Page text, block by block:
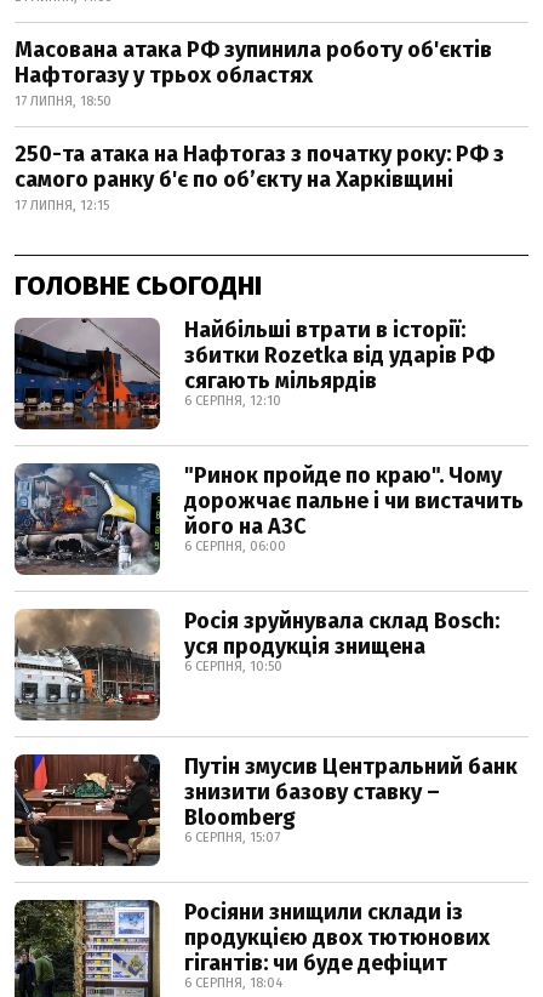
Масована атака РФ зупинила роботу об'єктів
Нафтогазу у трьох областях
17 ЛИПНЯ, 18:50
250-та атака на Нафтогаз з початку року: РФ з
самого ранку б'є по об’єкту на Харківщині
17 ЛИПНЯ, 12:15
ГОЛОВНЕ СЬОГОДНІ
Найбільші втрати в історії:
збитки Rozetka від ударів РФ
сягають мільярдів
6 СЕРПНЯ, 12:10
"Ринок пройде по краю". Чому
дорожчає пальне і чи вистачить
його на АЗС
6 СЕРПНЯ, 06:00
Росія зруйнувала склад Bosch:
уся продукція знищена
6 СЕРПНЯ, 10:50
Путін змусив Центральний банк
знизити базову ставку –
Bloomberg
6 СЕРПНЯ, 15:07
Росіяни знищили склади із
продукцією двох тютюнових
гігантів: чи буде дефіцит
6 СЕРПНЯ, 18:04